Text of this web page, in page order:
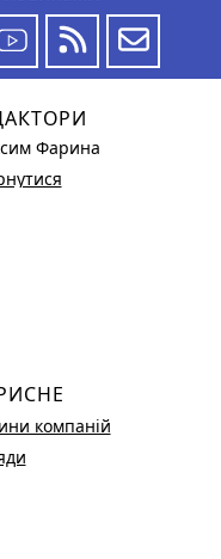
Фарина
компаній